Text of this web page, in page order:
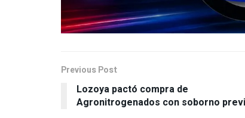
Lozoya pactó compra de
Agronitrogenados con soborno previo